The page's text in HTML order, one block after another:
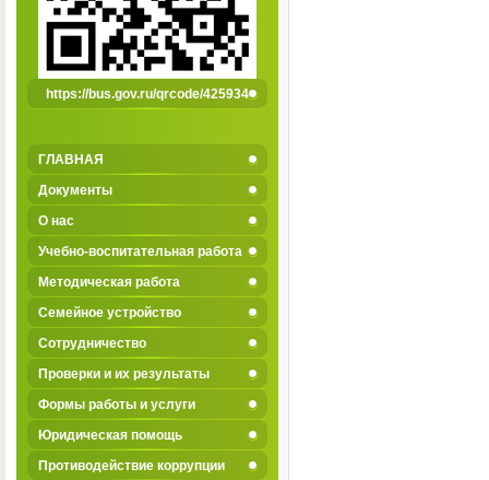
https://bus.gov.ru/qrcode/425934
ГЛАВНАЯ
Документы
О нас
Учебно-воспитательная работа
Методическая работа
Семейное устройство
Сотрудничество
Проверки и их результаты
Формы работы и услуги
Юридическая помощь
Противодействие коррупции